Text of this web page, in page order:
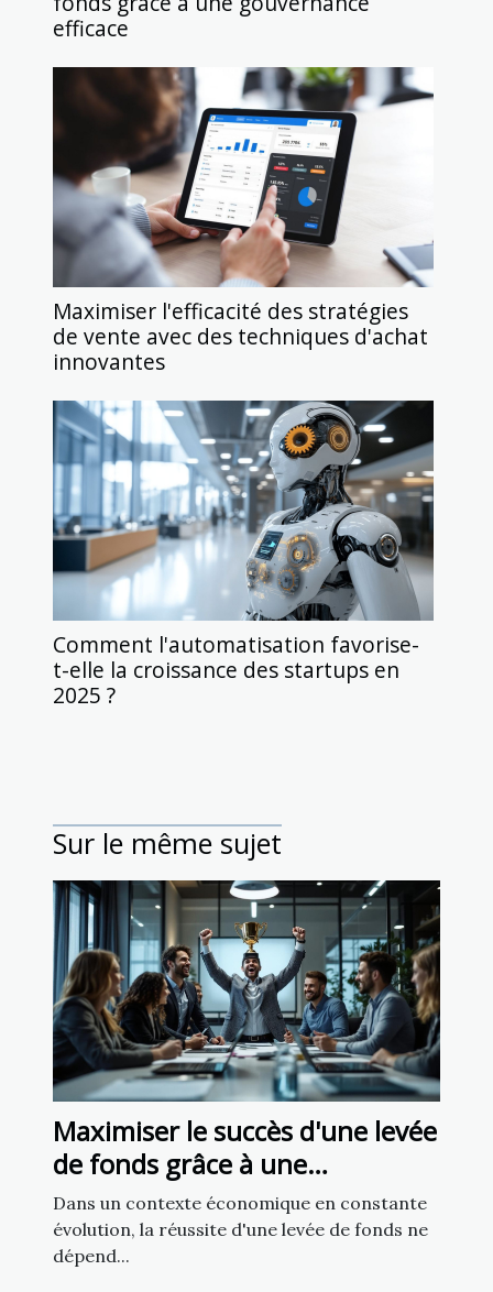
efficace
Maximiser l'efficacité des stratégies
de vente avec des techniques d'achat
innovantes
Comment l'automatisation favorise-
t-elle la croissance des startups en
2025 ?
Sur le même sujet
Maximiser le succès d'une levée
de fonds grâce à une
gouvernance efficace
Dans un contexte économique en constante
évolution, la réussite d'une levée de fonds ne
dépend...